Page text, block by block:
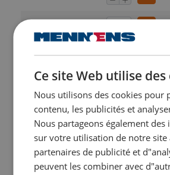
10.151010435
10.151010453
10.151010426
Caractéristiques:
Matériau:
Marquage:
Finition:
Norme:
Ce site Web utilise
Nous utilisons des cookies pour
contenu, les publicités et
Nous partageons également
sur votre utilisation de notre site
partenaires de publicité et
peuvent les combiner avec